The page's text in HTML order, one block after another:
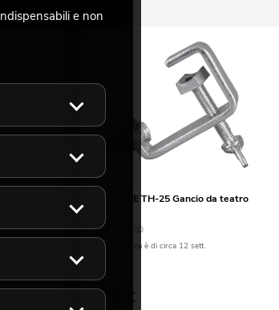
EUROLITE TH-25 Gancio da teatro
No. 58000450
La giacenza è di circa 12 sett.
3,90 €
e non